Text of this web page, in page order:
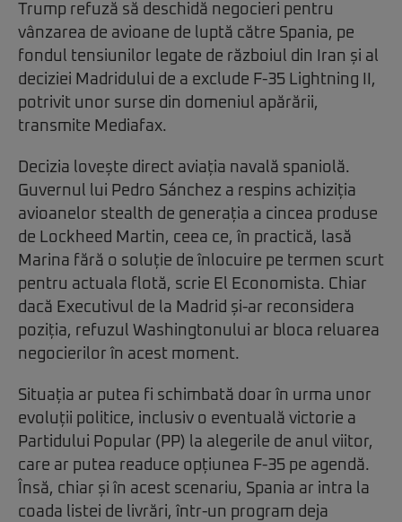
Trump refuză să deschidă negocieri pentru
vânzarea de avioane de luptă către Spania, pe
fondul tensiunilor legate de războiul din Iran și al
deciziei Madridului de a exclude F-35 Lightning II,
potrivit unor surse din domeniul apărării,
transmite Mediafax.
Decizia lovește direct aviația navală spaniolă.
Guvernul lui Pedro Sánchez a respins achiziția
avioanelor stealth de generația a cincea produse
de Lockheed Martin, ceea ce, în practică, lasă
Marina fără o soluție de înlocuire pe termen scurt
pentru actuala flotă, scrie El Economista. Chiar
dacă Executivul de la Madrid și-ar reconsidera
poziția, refuzul Washingtonului ar bloca reluarea
negocierilor în acest moment.
Situația ar putea fi schimbată doar în urma unor
evoluții politice, inclusiv o eventuală victorie a
Partidului Popular (PP) la alegerile de anul viitor,
care ar putea readuce opțiunea F-35 pe agendă.
Însă, chiar și în acest scenariu, Spania ar intra la
coada listei de livrări, într-un program deja